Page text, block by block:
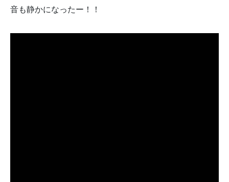
音も静かになったー！！